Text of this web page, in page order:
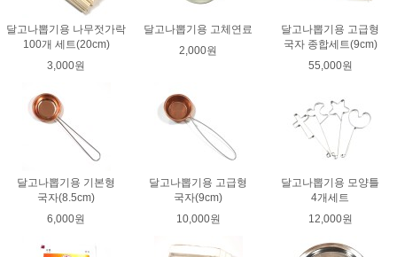
달고나뽑기용 나무젓가락
100개 세트(20cm)
3,000원
달고나뽑기용 고체연료
2,000원
달고나뽑기용 고급형
국자 종합세트(9cm)
55,000원
달고나뽑기용 기본형
국자(8.5cm)
6,000원
달고나뽑기용 고급형
국자(9cm)
10,000원
달고나뽑기용 모양틀
4개세트
12,000원